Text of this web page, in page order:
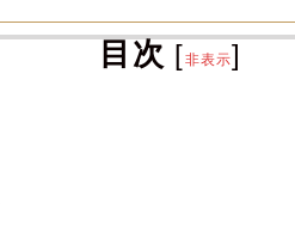
目次 [非表示]